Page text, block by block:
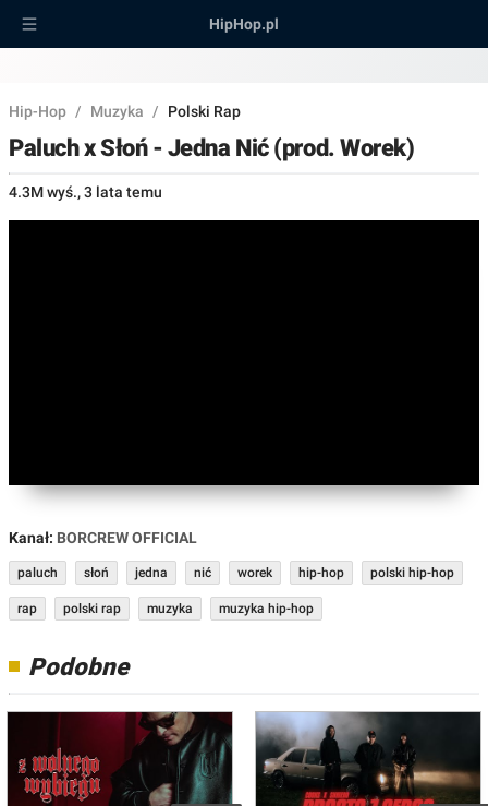
HipHop.pl
Hip-Hop / Muzyka / Polski Rap
Paluch x Słoń - Jedna Nić (prod. Worek)
4.3M wyś.,3 lata temu
Kanał: BORCREW OFFICIAL
paluch słoń jedna nić worek hip-hop polski hip-hop
rap polski rap muzyka muzyka hip-hop
Podobne